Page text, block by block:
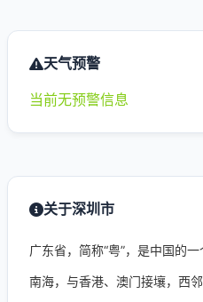
天气预警
当前无预警信息
关于深圳市
广东省，简称“粤”，是中国的
南海，与香港、澳门接壤，西